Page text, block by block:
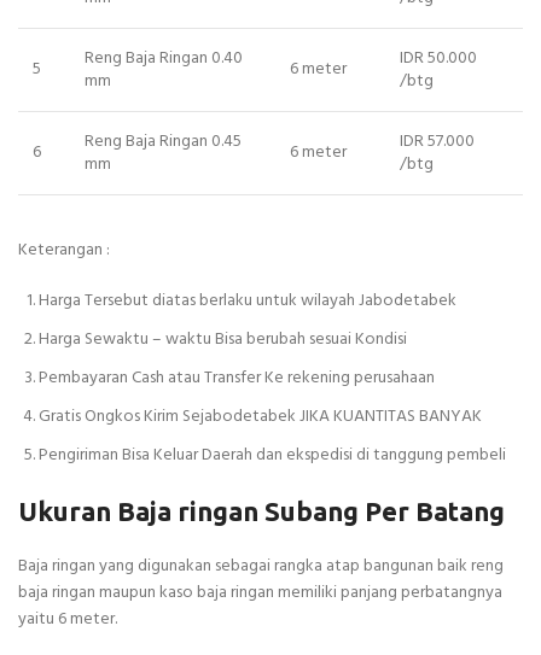
5
Reng Baja Ringan 0.40
mm
6 meter
IDR 50.000
/btg
6
Reng Baja Ringan 0.45
mm
6 meter
IDR 57.000
/btg
Keterangan :
Harga Tersebut diatas berlaku untuk wilayah Jabodetabek
Harga Sewaktu – waktu Bisa berubah sesuai Kondisi
Pembayaran Cash atau Transfer Ke rekening perusahaan
Gratis Ongkos Kirim Sejabodetabek JIKA KUANTITAS BANYAK
Pengiriman Bisa Keluar Daerah dan ekspedisi di tanggung pembeli
Ukuran Baja ringan Subang Per Batang
Baja ringan yang digunakan sebagai rangka atap bangunan baik reng
baja ringan maupun kaso baja ringan memiliki panjang perbatangnya
yaitu 6 meter.